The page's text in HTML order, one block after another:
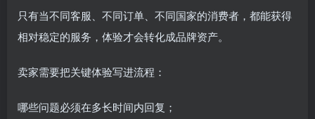
只有当不同客服、不同订单、不同国家的消费者，都能获得
相对稳定的服务，体验才会转化成品牌资产。
卖家需要把关键体验写进流程：
哪些问题必须在多长时间内回复；